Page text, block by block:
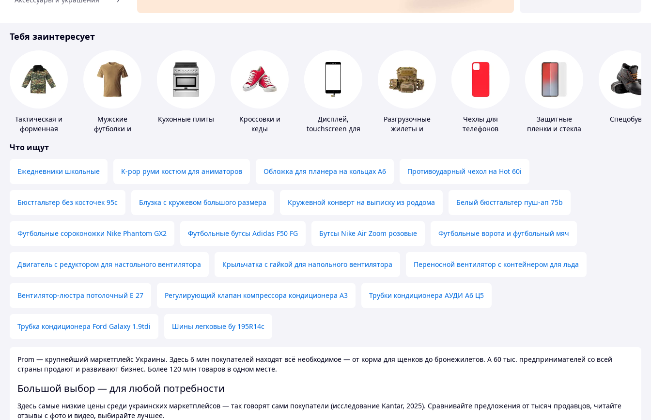
Спорт и отдых
Тебя заинтересует
Тактическая и
форменная
Мужские
футболки и
Кухонные плиты
Кроссовки и
кеды
Дисплей,
touchscreen для
Разгрузочные
жилеты и
Чехлы для
телефонов
Защитные
пленки и стекла
Спецобувь
Что ищут
Ежедневники школьные K-pop руми костюм для аниматоров Обложка для планера на кольцах А6 Противоударный чехол на Hot 60i
Бюстгальтер без косточек 95с Блузка с кружевом большого размера Кружевной конверт на выписку из роддома Белый бюстгальтер пуш-ап 75b
Футбольные сороконожки Nike Phantom GX2 Футбольные бутсы Adidas F50 FG Бутсы Nike Air Zoom розовые Футбольные ворота и футбольный мяч
Двигатель с редуктором для настольного вентилятора Крыльчатка с гайкой для напольного вентилятора Переносной вентилятор с контейнером для льда
Вентилятор-люстра потолочный E 27 Регулирующий клапан компрессора кондиционера А3 Трубки кондиционера АУДИ А6 Ц5
Трубка кондиционера Ford Galaxy 1.9tdi Шины легковые бу 195R14c
Prom — крупнейший маркетплейс Украины. Здесь 6 млн покупателей находят всё необходимое — от корма для щенков до бронежилетов. А 60 тыс. предпринимателей со всей
страны продают и развивают бизнес. Более 120 млн товаров в одном месте.
Большой выбор — для любой потребности
Здесь самые низкие цены среди украинских маркетплейсов — так говорят сами покупатели (исследование Kantar, 2025). Сравнивайте предложения от тысяч продавцов, читайте
отзывы с фото и видео, выбирайте лучшее.